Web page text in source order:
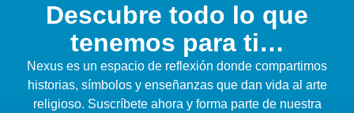
Descubre todo lo que
tenemos para ti…
Nexus es un espacio de reflexión donde compartimos
historias, símbolos y enseñanzas que dan vida al arte
religioso. Suscríbete ahora y forma parte de nuestra